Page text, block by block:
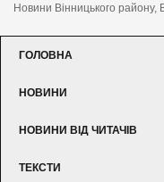
Новини Вінницького району,
ГОЛОВНА
НОВИНИ
НОВИНИ ВІД ЧИТАЧІВ
ТЕКСТИ